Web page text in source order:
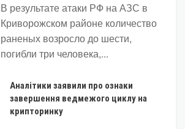
В результате атаки РФ на АЗС в
Криворожском районе количество
раненых возросло до шести,
погибли три человека,...
Аналітики заявили про ознаки
завершення ведмежого циклу на
крипторинку